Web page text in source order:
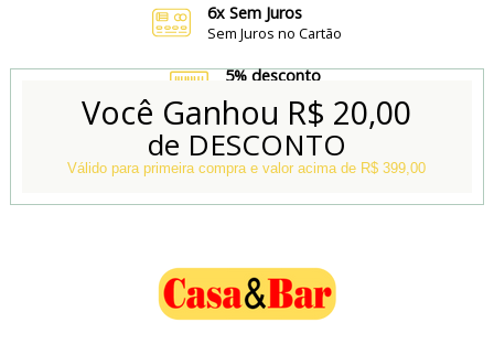
6x Sem Juros
Sem Juros no Cartão
5% desconto
no Boleto e Pix
Conheça também
Nossa Loja Física
Você Ganhou R$ 20,00
de DESCONTO
Válido para primeira compra e valor acima de R$ 399,00